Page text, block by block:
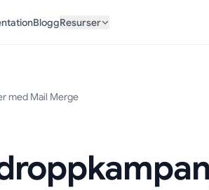
BloggResurser
med Mail Merge